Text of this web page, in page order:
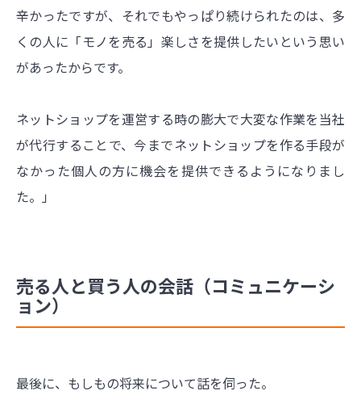
辛かったですが、それでもやっぱり続けられたのは、多
くの人に「モノを売る」楽しさを提供したいという思い
があったからです。
ネットショップを運営する時の膨大で大変な作業を当社
が代行することで、今までネットショップを作る手段が
なかった個人の方に機会を提供できるようになりまし
た。」
売る人と買う人の会話（コミュニケーシ
ョン）
最後に、もしもの将来について話を伺った。